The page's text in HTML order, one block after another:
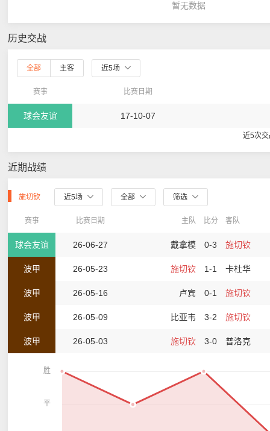
暂无数据
历史交战
全部 主客 近5场
赛事 比赛日期
球会友谊 17-10-07
近5次
近期战绩
施切钦 近5场 全部 筛选
赛事 比赛日期 主队 比分 客队
球会友谊 26-06-27 戴拿模 0-3 施切钦
波甲 26-05-23 施切钦 1-1 卡杜华
波甲 26-05-16 卢宾 0-1 施切钦
波甲 26-05-09 比亚韦 3-2 施切钦
波甲 26-05-03 施切钦 3-0 普洛克
胜
平